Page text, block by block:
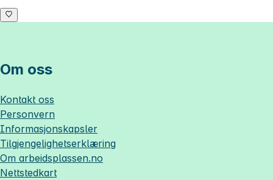
Om oss
Kontakt oss
Personvern
Informasjonskapsler
Tilgjengelighetserklæring
Om arbeidsplassen.no
Nettstedkart